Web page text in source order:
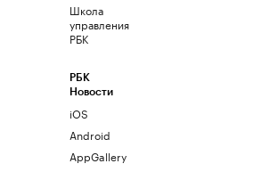
Школа
управления
РБК
РБК
Новости
iOS
Android
AppGallery